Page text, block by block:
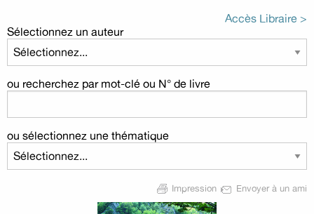
Accès Libraire >
Sélectionnez un auteur
ou recherchez par mot-clé ou N° de livre
ou sélectionnez une thématique
Impression Envoyer à un ami